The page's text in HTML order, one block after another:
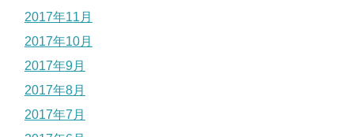
2017年11月
2017年10月
2017年9月
2017年8月
2017年7月